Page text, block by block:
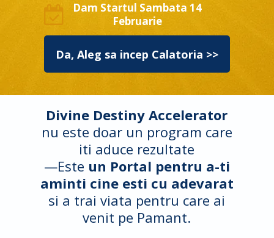
Dam Startul Sambata 14
Februarie
Da, Aleg sa incep Calatoria >>
Divine Destiny Accelerator
nu este doar un program care
iti aduce rezultate
—Este un Portal pentru a-ti
aminti cine esti cu adevarat
si a trai viata pentru care ai
venit pe Pamant.